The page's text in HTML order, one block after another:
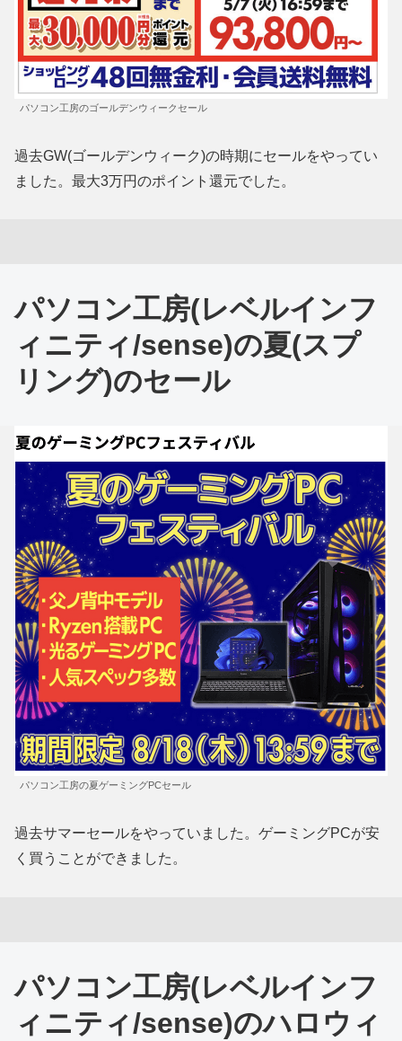
パソコン工房のゴールデンウィークセール
過去GW(ゴールデンウィーク)の時期にセールをやってい
ました。最大3万円のポイント還元でした。
パソコン工房(レベルインフ
ィニティ/sense)の夏(スプ
リング)のセール
パソコン工房の夏ゲーミングPCセール
過去サマーセールをやっていました。ゲーミングPCが安
く買うことができました。
パソコン工房(レベルインフ
ィニティ/sense)のハロウィ